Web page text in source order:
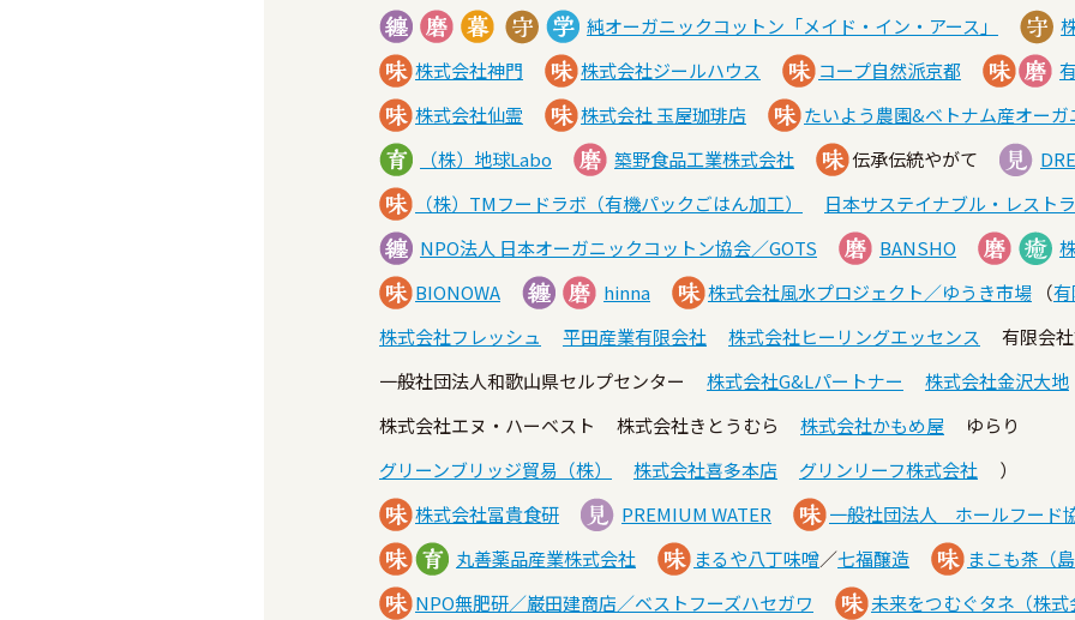
純オーガニックコットン「メイド・イン・アース」
株式会社神門
株式会社ジールハウス コープ自然派京都
株式会社仙霊
株式会社 玉屋珈琲店
たいよう農園&ベトナム産オーガ
（株）地球Labo
築野食品工業株式会社 伝承伝統やがて
（株）TMフードラボ（有機パックごはん加工）
日本サステイナブル・レスト
NPO法人 日本オーガニックコットン協会／GOTS
BANSHO
BIONOWA
hinna 株式会社風水プロジェクト／ゆうき市場 （
株式会社フレッシュ
平田産業有限会社 株式会社ヒーリングエッセンス 有限会
一般社団法人和歌山県セルプセンター 株式会社G&Lパートナー
株式会社金沢大地
株式会社エヌ・ハーベスト 株式会社きとうむら 株式会社かもめ屋 ゆらり
グリーンブリッジ貿易（株）
株式会社喜多本店 グリンリーフ株式会社 ）
株式会社冨貴食研
PREMIUM WATER
一般社団法人 ホールフード
丸善薬品産業株式会社
まるや八丁味噌／七福醸造
まこも茶（
NPO無肥研／巌田建商店／ベストフーズハセガワ
未来をつむぐタネ（株式